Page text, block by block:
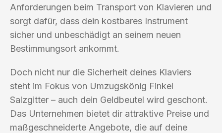
Anforderungen beim Transport von Klavieren und
sorgt dafür, dass dein kostbares Instrument
sicher und unbeschädigt an seinem neuen
Bestimmungsort ankommt.
Doch nicht nur die Sicherheit deines Klaviers
steht im Fokus von Umzugskönig Finkel
Salzgitter – auch dein Geldbeutel wird geschont.
Das Unternehmen bietet dir attraktive Preise und
maßgeschneiderte Angebote, die auf deine